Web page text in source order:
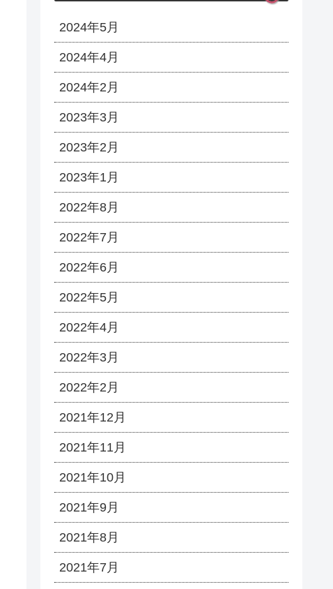
2024年5月
2024年4月
2024年2月
2023年3月
2023年2月
2023年1月
2022年8月
2022年7月
2022年6月
2022年5月
2022年4月
2022年3月
2022年2月
2021年12月
2021年11月
2021年10月
2021年9月
2021年8月
2021年7月